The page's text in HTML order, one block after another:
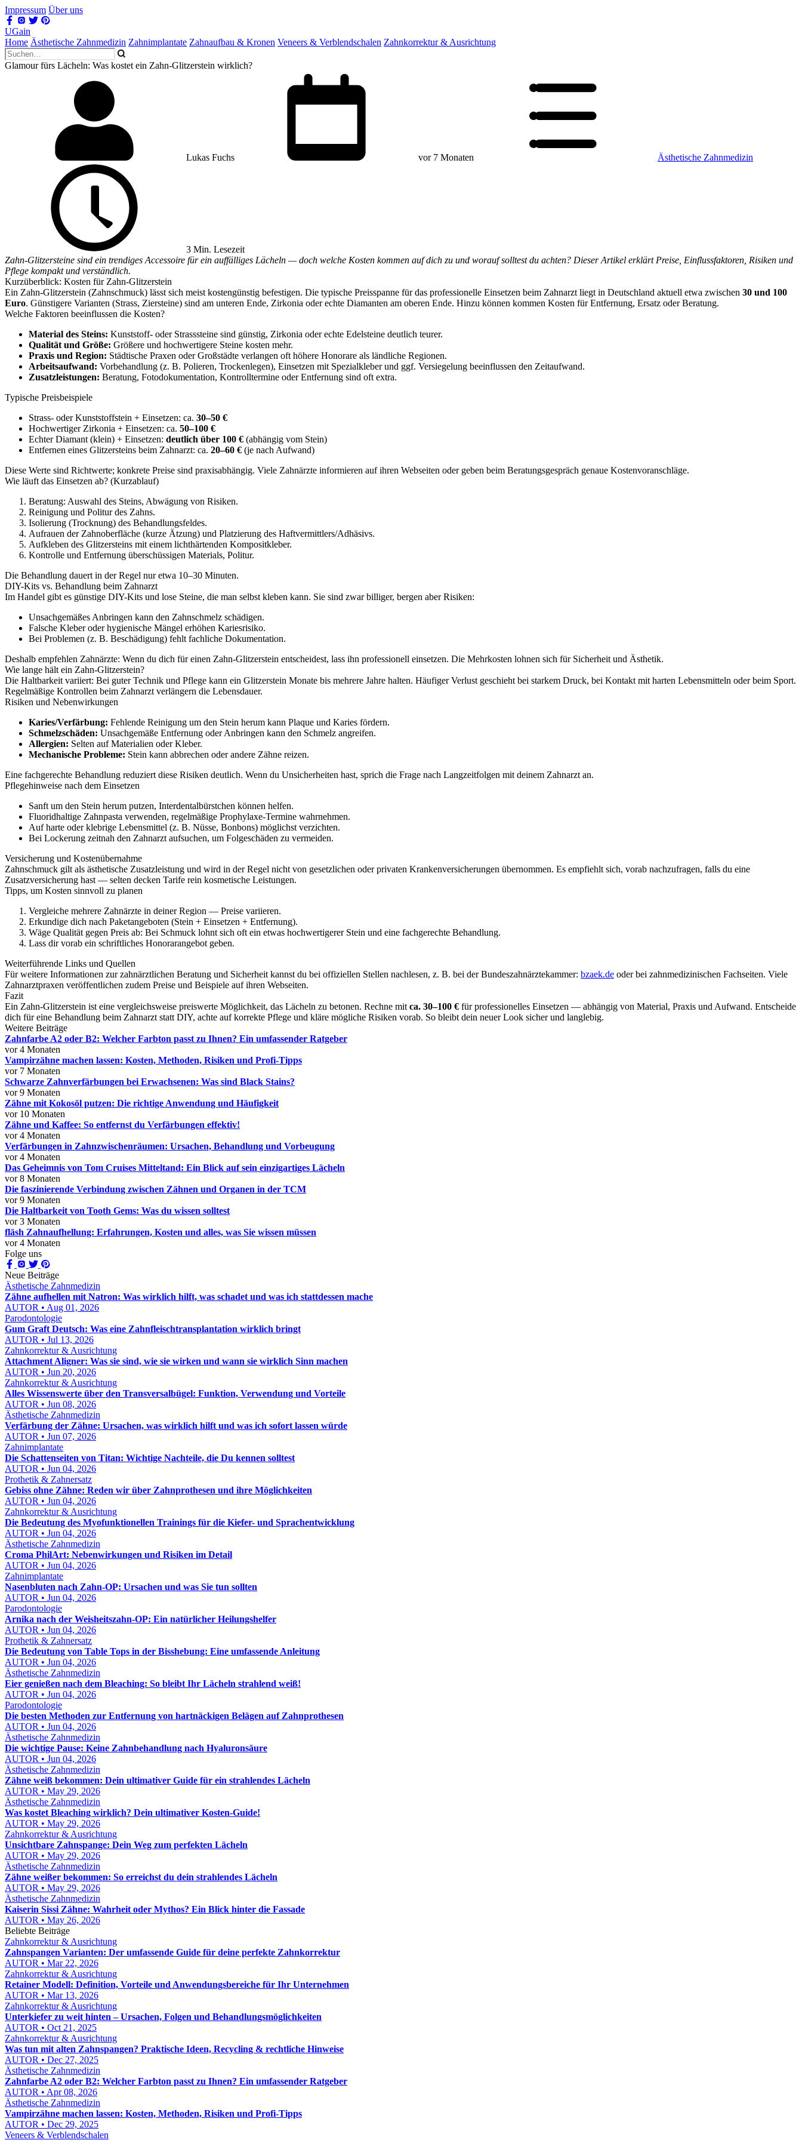
Impressum Über uns
UGain
Home Ästhetische Zahnmedizin Zahnimplantate Zahnaufbau & Kronen Veneers & Verblendschalen Zahnkorrektur & Ausrichtung
Glamour fürs Lächeln: Was kostet ein Zahn-Glitzerstein wirklich?
Lukas Fuchs vor 7 Monaten Ästhetische Zahnmedizin
3 Min. Lesezeit
Zahn-Glitzersteine sind ein trendiges Accessoire für ein auffälliges Lächeln — doch welche Kosten kommen auf dich zu und worauf solltest du achten? Dieser Artikel erklärt Preise, Einflussfaktoren, Risiken und
Pflege kompakt und verständlich.
Kurzüberblick: Kosten für Zahn-Glitzerstein
Ein Zahn-Glitzerstein (Zahnschmuck) lässt sich meist kostengünstig befestigen. Die typische Preisspanne für das professionelle Einsetzen beim Zahnarzt liegt in Deutschland aktuell etwa zwischen 30 und 100
Euro. Günstigere Varianten (Strass, Ziersteine) sind am unteren Ende, Zirkonia oder echte Diamanten am oberen Ende. Hinzu können kommen Kosten für Entfernung, Ersatz oder Beratung.
Welche Faktoren beeinflussen die Kosten?
Material des Steins: Kunststoff- oder Strasssteine sind günstig, Zirkonia oder echte Edelsteine deutlich teurer.
Qualität und Größe: Größere und hochwertigere Steine kosten mehr.
Praxis und Region: Städtische Praxen oder Großstädte verlangen oft höhere Honorare als ländliche Regionen.
Arbeitsaufwand: Vorbehandlung (z. B. Polieren, Trockenlegen), Einsetzen mit Spezialkleber und ggf. Versiegelung beeinflussen den Zeitaufwand.
Zusatzleistungen: Beratung, Fotodokumentation, Kontrolltermine oder Entfernung sind oft extra.
Typische Preisbeispiele
Strass- oder Kunststoffstein + Einsetzen: ca. 30–50 €
Hochwertiger Zirkonia + Einsetzen: ca. 50–100 €
Echter Diamant (klein) + Einsetzen: deutlich über 100 € (abhängig vom Stein)
Entfernen eines Glitzersteins beim Zahnarzt: ca. 20–60 € (je nach Aufwand)
Diese Werte sind Richtwerte; konkrete Preise sind praxisabhängig. Viele Zahnärzte informieren auf ihren Webseiten oder geben beim Beratungsgespräch genaue Kostenvoranschläge.
Wie läuft das Einsetzen ab? (Kurzablauf)
Beratung: Auswahl des Steins, Abwägung von Risiken.
Reinigung und Politur des Zahns.
Isolierung (Trocknung) des Behandlungsfeldes.
Aufrauen der Zahnoberfläche (kurze Ätzung) und Platzierung des Haftvermittlers/Adhäsivs.
Aufkleben des Glitzersteins mit einem lichthärtenden Kompositkleber.
Kontrolle und Entfernung überschüssigen Materials, Politur.
Die Behandlung dauert in der Regel nur etwa 10–30 Minuten.
DIY-Kits vs. Behandlung beim Zahnarzt
Im Handel gibt es günstige DIY-Kits und lose Steine, die man selbst kleben kann. Sie sind zwar billiger, bergen aber Risiken:
Unsachgemäßes Anbringen kann den Zahnschmelz schädigen.
Falsche Kleber oder hygienische Mängel erhöhen Kariesrisiko.
Bei Problemen (z. B. Beschädigung) fehlt fachliche Dokumentation.
Deshalb empfehlen Zahnärzte: Wenn du dich für einen Zahn-Glitzerstein entscheidest, lass ihn professionell einsetzen. Die Mehrkosten lohnen sich für Sicherheit und Ästhetik.
Wie lange hält ein Zahn-Glitzerstein?
Die Haltbarkeit variiert: Bei guter Technik und Pflege kann ein Glitzerstein Monate bis mehrere Jahre halten. Häufiger Verlust geschieht bei starkem Druck, bei Kontakt mit harten Lebensmitteln oder beim Sport.
Regelmäßige Kontrollen beim Zahnarzt verlängern die Lebensdauer.
Risiken und Nebenwirkungen
Karies/Verfärbung: Fehlende Reinigung um den Stein herum kann Plaque und Karies fördern.
Schmelzschäden: Unsachgemäße Entfernung oder Anbringen kann den Schmelz angreifen.
Allergien: Selten auf Materialien oder Kleber.
Mechanische Probleme: Stein kann abbrechen oder andere Zähne reizen.
Eine fachgerechte Behandlung reduziert diese Risiken deutlich. Wenn du Unsicherheiten hast, sprich die Frage nach Langzeitfolgen mit deinem Zahnarzt an.
Pflegehinweise nach dem Einsetzen
Sanft um den Stein herum putzen, Interdentalbürstchen können helfen.
Fluoridhaltige Zahnpasta verwenden, regelmäßige Prophylaxe-Termine wahrnehmen.
Auf harte oder klebrige Lebensmittel (z. B. Nüsse, Bonbons) möglichst verzichten.
Bei Lockerung zeitnah den Zahnarzt aufsuchen, um Folgeschäden zu vermeiden.
Versicherung und Kostenübernahme
Zahnschmuck gilt als ästhetische Zusatzleistung und wird in der Regel nicht von gesetzlichen oder privaten Krankenversicherungen übernommen. Es empfiehlt sich, vorab nachzufragen, falls du eine
Zusatzversicherung hast — selten decken Tarife rein kosmetische Leistungen.
Tipps, um Kosten sinnvoll zu planen
Vergleiche mehrere Zahnärzte in deiner Region — Preise variieren.
Erkundige dich nach Paketangeboten (Stein + Einsetzen + Entfernung).
Wäge Qualität gegen Preis ab: Bei Schmuck lohnt sich oft ein etwas hochwertigerer Stein und eine fachgerechte Behandlung.
Lass dir vorab ein schriftliches Honorarangebot geben.
Weiterführende Links und Quellen
Für weitere Informationen zur zahnärztlichen Beratung und Sicherheit kannst du bei offiziellen Stellen nachlesen, z. B. bei der Bundeszahnärztekammer: bzaek.de oder bei zahnmedizinischen Fachseiten. Viele
Zahnarztpraxen veröffentlichen zudem Preise und Beispiele auf ihren Webseiten.
Fazit
Ein Zahn-Glitzerstein ist eine vergleichsweise preiswerte Möglichkeit, das Lächeln zu betonen. Rechne mit ca. 30–100 € für professionelles Einsetzen — abhängig von Material, Praxis und Aufwand. Entscheide
dich für eine Behandlung beim Zahnarzt statt DIY, achte auf korrekte Pflege und kläre mögliche Risiken vorab. So bleibt dein neuer Look sicher und langlebig.
Weitere Beiträge
Zahnfarbe A2 oder B2: Welcher Farbton passt zu Ihnen? Ein umfassender Ratgeber
vor 4 Monaten
Vampirzähne machen lassen: Kosten, Methoden, Risiken und Profi-Tipps
vor 7 Monaten
Schwarze Zahnverfärbungen bei Erwachsenen: Was sind Black Stains?
vor 9 Monaten
Zähne mit Kokosöl putzen: Die richtige Anwendung und Häufigkeit
vor 10 Monaten
Zähne und Kaffee: So entfernst du Verfärbungen effektiv!
vor 4 Monaten
Verfärbungen in Zahnzwischenräumen: Ursachen, Behandlung und Vorbeugung
vor 4 Monaten
Das Geheimnis von Tom Cruises Mitteltand: Ein Blick auf sein einzigartiges Lächeln
vor 8 Monaten
Die faszinierende Verbindung zwischen Zähnen und Organen in der TCM
vor 9 Monaten
Die Haltbarkeit von Tooth Gems: Was du wissen solltest
vor 3 Monaten
fläsh Zahnaufhellung: Erfahrungen, Kosten und alles, was Sie wissen müssen
vor 4 Monaten
Folge uns
Neue Beiträge
Ästhetische Zahnmedizin
Zähne aufhellen mit Natron: Was wirklich hilft, was schadet und was ich stattdessen mache
AUTOR • Aug 01, 2026
Parodontologie
Gum Graft Deutsch: Was eine Zahnfleischtransplantation wirklich bringt
AUTOR • Jul 13, 2026
Zahnkorrektur & Ausrichtung
Attachment Aligner: Was sie sind, wie sie wirken und wann sie wirklich Sinn machen
AUTOR • Jun 20, 2026
Zahnkorrektur & Ausrichtung
Alles Wissenswerte über den Transversalbügel: Funktion, Verwendung und Vorteile
AUTOR • Jun 08, 2026
Ästhetische Zahnmedizin
Verfärbung der Zähne: Ursachen, was wirklich hilft und was ich sofort lassen würde
AUTOR • Jun 07, 2026
Zahnimplantate
Die Schattenseiten von Titan: Wichtige Nachteile, die Du kennen solltest
AUTOR • Jun 04, 2026
Prothetik & Zahnersatz
Gebiss ohne Zähne: Reden wir über Zahnprothesen und ihre Möglichkeiten
AUTOR • Jun 04, 2026
Zahnkorrektur & Ausrichtung
Die Bedeutung des Myofunktionellen Trainings für die Kiefer- und Sprachentwicklung
AUTOR • Jun 04, 2026
Ästhetische Zahnmedizin
Croma PhilArt: Nebenwirkungen und Risiken im Detail
AUTOR • Jun 04, 2026
Zahnimplantate
Nasenbluten nach Zahn-OP: Ursachen und was Sie tun sollten
AUTOR • Jun 04, 2026
Parodontologie
Arnika nach der Weisheitszahn-OP: Ein natürlicher Heilungshelfer
AUTOR • Jun 04, 2026
Prothetik & Zahnersatz
Die Bedeutung von Table Tops in der Bisshebung: Eine umfassende Anleitung
AUTOR • Jun 04, 2026
Ästhetische Zahnmedizin
Eier genießen nach dem Bleaching: So bleibt Ihr Lächeln strahlend weiß!
AUTOR • Jun 04, 2026
Parodontologie
Die besten Methoden zur Entfernung von hartnäckigen Belägen auf Zahnprothesen
AUTOR • Jun 04, 2026
Ästhetische Zahnmedizin
Die wichtige Pause: Keine Zahnbehandlung nach Hyaluronsäure
AUTOR • Jun 04, 2026
Ästhetische Zahnmedizin
Zähne weiß bekommen: Dein ultimativer Guide für ein strahlendes Lächeln
AUTOR • May 29, 2026
Ästhetische Zahnmedizin
Was kostet Bleaching wirklich? Dein ultimativer Kosten-Guide!
AUTOR • May 29, 2026
Zahnkorrektur & Ausrichtung
Unsichtbare Zahnspange: Dein Weg zum perfekten Lächeln
AUTOR • May 29, 2026
Ästhetische Zahnmedizin
Zähne weißer bekommen: So erreichst du dein strahlendes Lächeln
AUTOR • May 29, 2026
Ästhetische Zahnmedizin
Kaiserin Sissi Zähne: Wahrheit oder Mythos? Ein Blick hinter die Fassade
AUTOR • May 26, 2026
Beliebte Beiträge
Zahnkorrektur & Ausrichtung
Zahnspangen Varianten: Der umfassende Guide für deine perfekte Zahnkorrektur
AUTOR • Mar 22, 2026
Zahnkorrektur & Ausrichtung
Retainer Modell: Definition, Vorteile und Anwendungsbereiche für Ihr Unternehmen
AUTOR • Mar 13, 2026
Zahnkorrektur & Ausrichtung
Unterkiefer zu weit hinten – Ursachen, Folgen und Behandlungsmöglichkeiten
AUTOR • Oct 21, 2025
Zahnkorrektur & Ausrichtung
Was tun mit alten Zahnspangen? Praktische Ideen, Recycling & rechtliche Hinweise
AUTOR • Dec 27, 2025
Ästhetische Zahnmedizin
Zahnfarbe A2 oder B2: Welcher Farbton passt zu Ihnen? Ein umfassender Ratgeber
AUTOR • Apr 08, 2026
Ästhetische Zahnmedizin
Vampirzähne machen lassen: Kosten, Methoden, Risiken und Profi-Tipps
AUTOR • Dec 29, 2025
Veneers & Verblendschalen